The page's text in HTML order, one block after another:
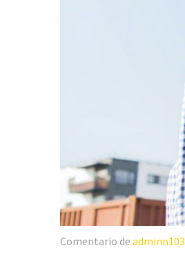
Comentario de adminn103